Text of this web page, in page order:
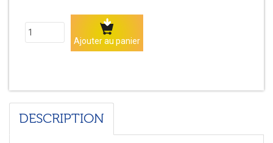
Quantité
Ajouter au panier
DESCRIPTION